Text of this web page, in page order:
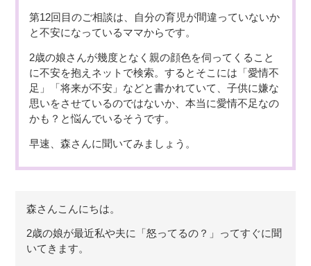
第12回目のご相談は、自分の育児が間違っていないか
と不安になっているママからです。
2歳の娘さんが幾度となく親の顔色を伺ってくること
に不安を抱えネットで検索。するとそこには「愛情不
足」「将来が不安」などと書かれていて、子供に嫌な
思いをさせているのではないか、本当に愛情不足なの
かも？と悩んでいるそうです。
早速、森さんに聞いてみましょう。
森さんこんにちは。
2歳の娘が最近私や夫に「怒ってるの？」ってすぐに聞
いてきます。